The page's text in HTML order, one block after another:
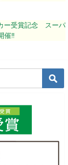
ー受賞記念 スーパ
催‼